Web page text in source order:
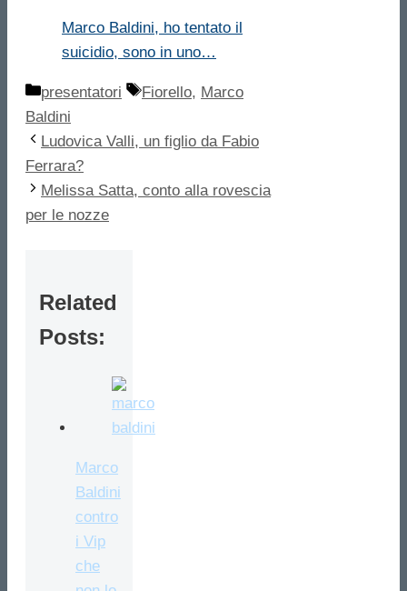
Marco Baldini, ho tentato il
suicidio, sono in uno…
Categorie
presentatori Tag
Fiorello, Marco
Baldini
Ludovica Valli, un figlio da Fabio
Ferrara?
Melissa Satta, conto alla rovescia
per le nozze
Related
Posts:
Marco
Baldini
contro
i Vip
che